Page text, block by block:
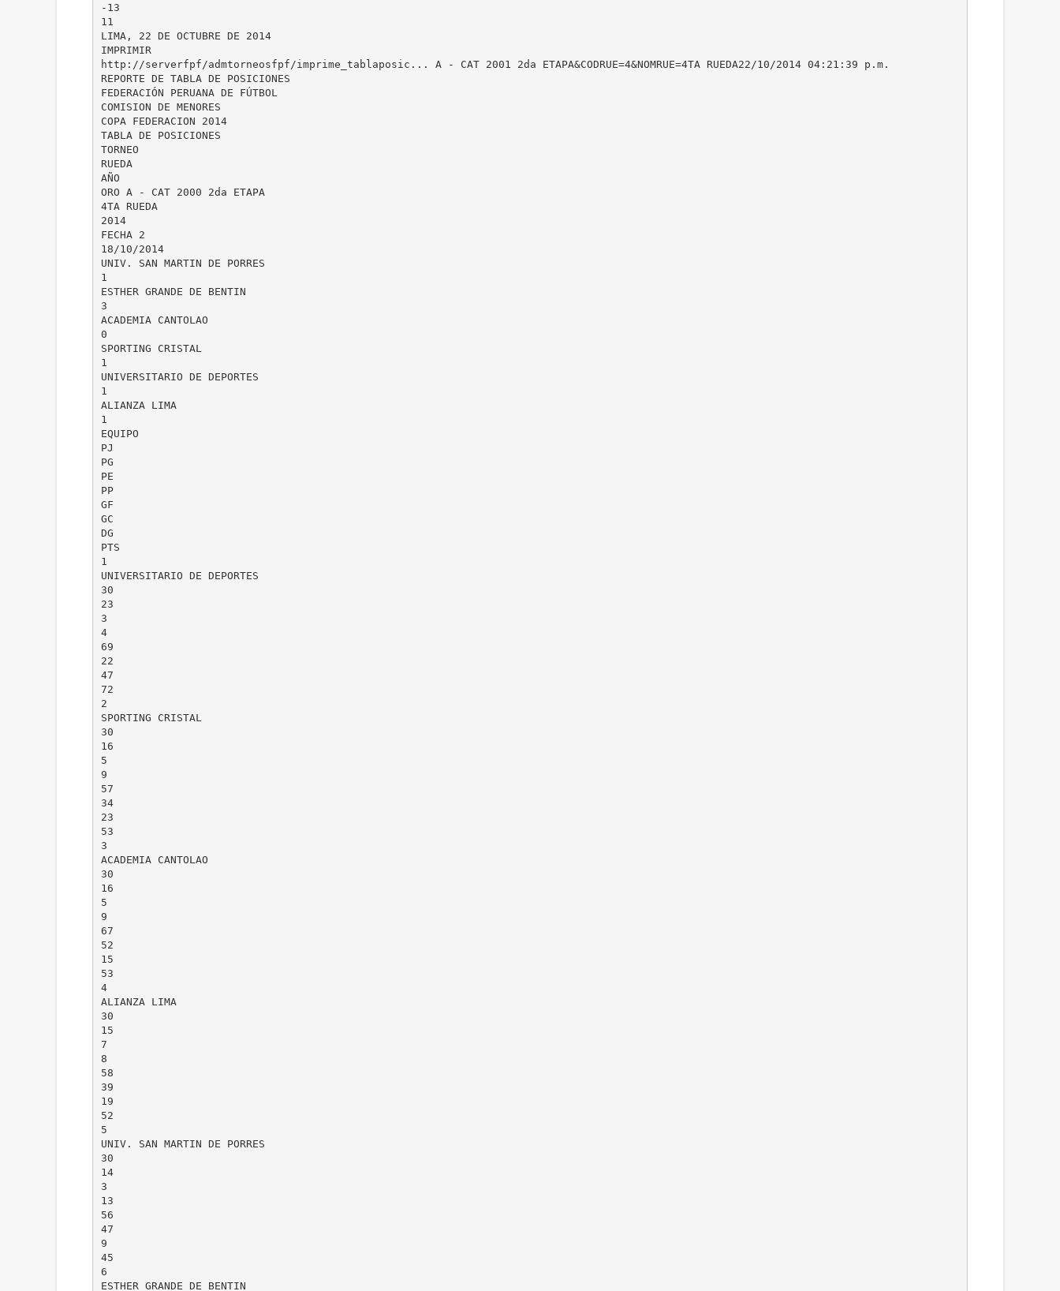
-13
11
LIMA, 22 DE OCTUBRE DE 2014
IMPRIMIR
http://serverfpf/admtorneosfpf/imprime_tablaposic... A - CAT 2001 2da ETAPA&CODRUE=4&NOMRUE=4TA RUEDA22/10/2014 04:21:39 p.m.
REPORTE DE TABLA DE POSICIONES
FEDERACIÓN PERUANA DE FÚTBOL
COMISION DE MENORES
COPA FEDERACION 2014
TABLA DE POSICIONES
TORNEO
RUEDA
AÑO
ORO A - CAT 2000 2da ETAPA
4TA RUEDA
2014
FECHA 2
18/10/2014
UNIV. SAN MARTIN DE PORRES
1
ESTHER GRANDE DE BENTIN
3
ACADEMIA CANTOLAO
0
SPORTING CRISTAL
1
UNIVERSITARIO DE DEPORTES
1
ALIANZA LIMA
1
EQUIPO
PJ
PG
PE
PP
GF
GC
DG
PTS
1
UNIVERSITARIO DE DEPORTES
30
23
3
4
69
22
47
72
2
SPORTING CRISTAL
30
16
5
9
57
34
23
53
3
ACADEMIA CANTOLAO
30
16
5
9
67
52
15
53
4
ALIANZA LIMA
30
15
7
8
58
39
19
52
5
UNIV. SAN MARTIN DE PORRES
30
14
3
13
56
47
9
45
6
ESTHER GRANDE DE BENTIN